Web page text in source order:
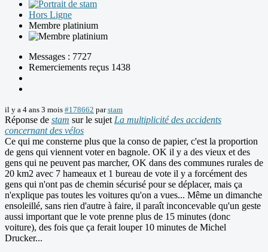
Hors Ligne
Membre platinium
Messages : 7727
Remerciements reçus 1438
il y a 4 ans 3 mois #178662 parstam
Réponse de stam sur le sujet La multiplicité des accidents
concernant des vélos
Ce qui me consterne plus que la conso de papier, c'est la proportion
de gens qui viennent voter en bagnole. OK il y a des vieux et des
gens qui ne peuvent pas marcher, OK dans des communes rurales de
20 km2 avec 7 hameaux et 1 bureau de vote il y a forcément des
gens qui n'ont pas de chemin sécurisé pour se déplacer, mais ça
n'explique pas toutes les voitures qu'on a vues... Même un dimanche
ensoleillé, sans rien d'autre à faire, il paraît inconcevable qu'un geste
aussi important que le vote prenne plus de 15 minutes (donc
voiture), des fois que ça ferait louper 10 minutes de Michel
Drucker...